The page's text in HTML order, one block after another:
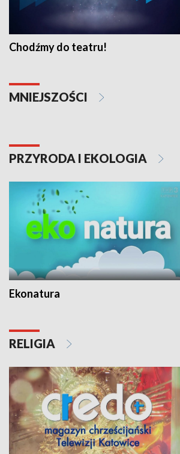
Chodźmy do teatru!
MNIEJSZOŚCI
PRZYRODA I EKOLOGIA
Ekonatura
RELIGIA